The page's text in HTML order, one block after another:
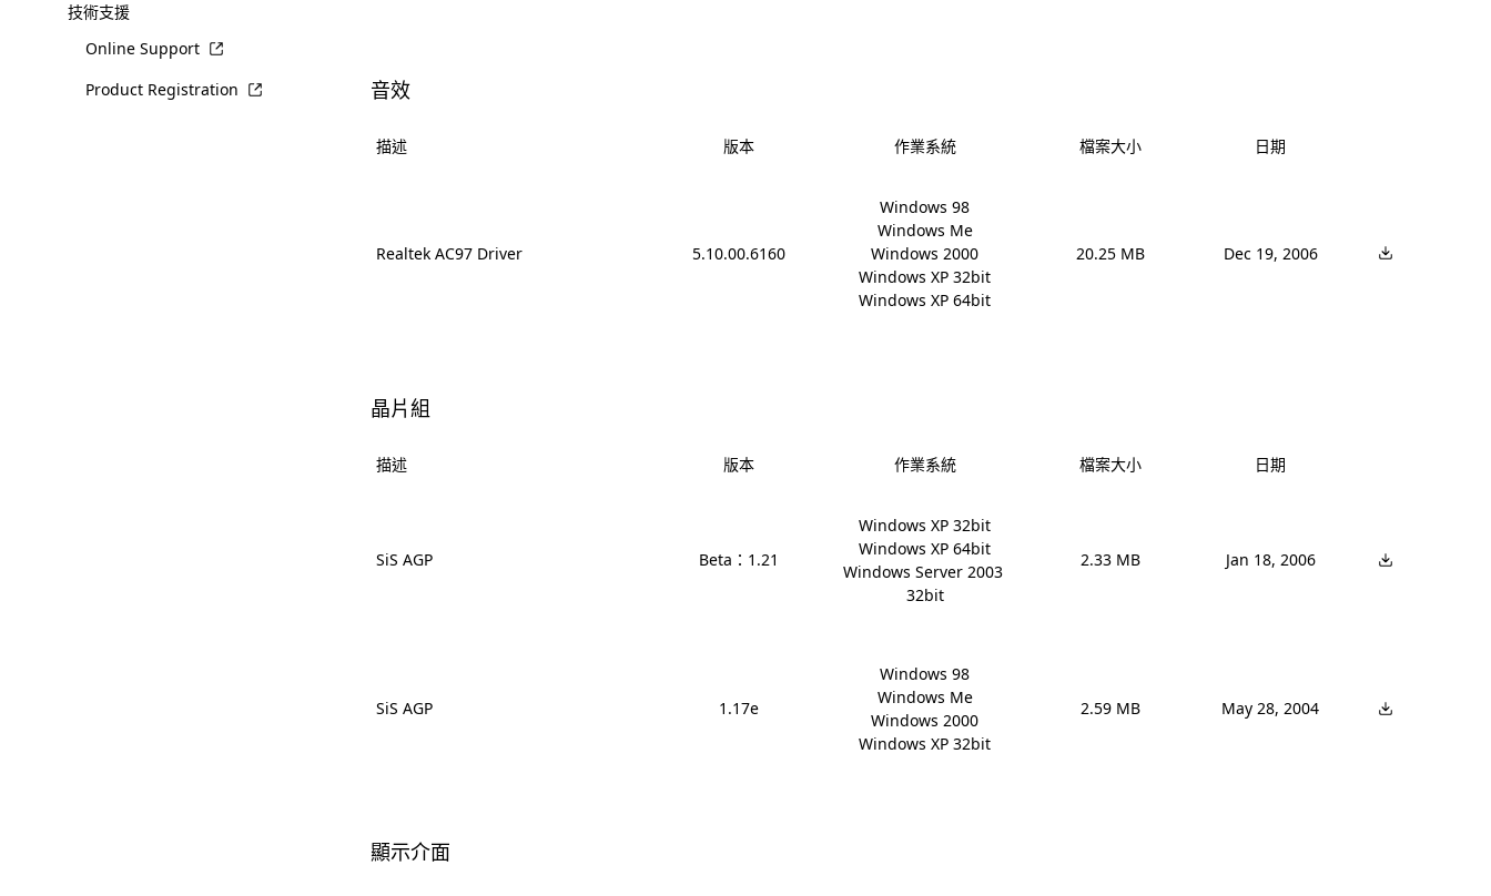
技術支援
Online Support
Product Registration
音效
描述 版本 作業系統 檔案大小 日期
Realtek AC97 Driver 5.10.00.6160
Windows 98
Windows Me
Windows 2000
Windows XP 32bit
Windows XP 64bit
20.25 MB Dec 19, 2006
晶片組
描述 版本 作業系統 檔案大小 日期
SiS AGP Beta：1.21
Windows XP 32bit
Windows XP 64bit
Windows Server 2003
32bit
2.33 MB Jan 18, 2006
SiS AGP 1.17e
Windows 98
Windows Me
Windows 2000
Windows XP 32bit
2.59 MB May 28, 2004
顯示介面